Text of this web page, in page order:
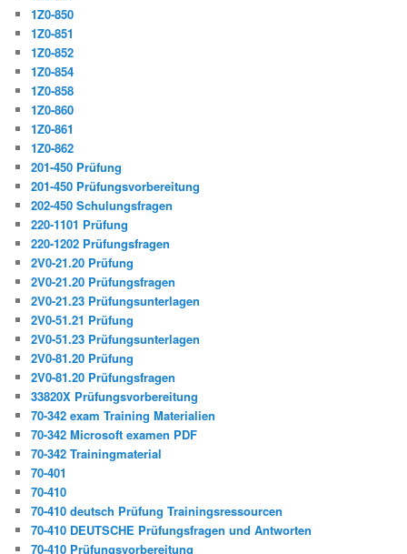
1Z0-850
1Z0-851
1Z0-852
1Z0-854
1Z0-858
1Z0-860
1Z0-861
1Z0-862
201-450 Prüfung
201-450 Prüfungsvorbereitung
202-450 Schulungsfragen
220-1101 Prüfung
220-1202 Prüfungsfragen
2V0-21.20 Prüfung
2V0-21.20 Prüfungsfragen
2V0-21.23 Prüfungsunterlagen
2V0-51.21 Prüfung
2V0-51.23 Prüfungsunterlagen
2V0-81.20 Prüfung
2V0-81.20 Prüfungsfragen
33820X Prüfungsvorbereitung
70-342 exam Training Materialien
70-342 Microsoft examen PDF
70-342 Trainingmaterial
70-401
70-410
70-410 deutsch Prüfung Trainingsressourcen
70-410 DEUTSCHE Prüfungsfragen und Antworten
70-410 Prüfungsvorbereitung